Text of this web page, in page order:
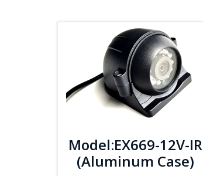
Model:EX669-12V-IR
(Aluminum Case)